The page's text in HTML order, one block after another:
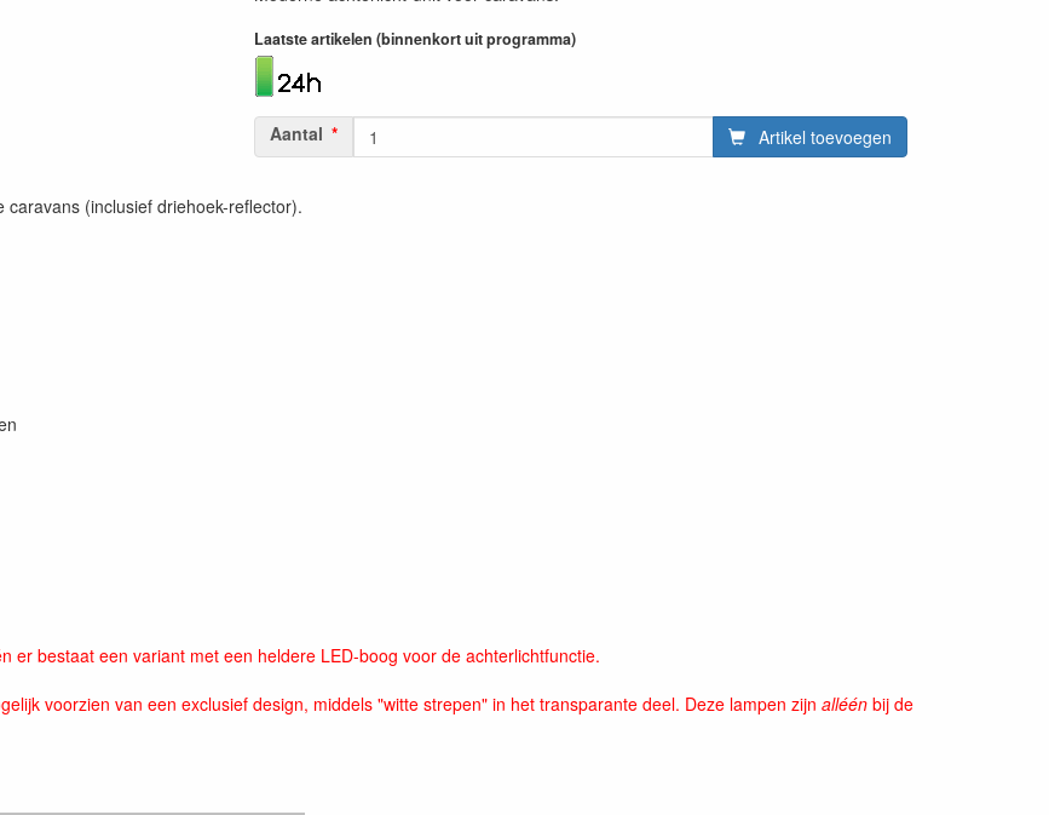
Laatste artikelen (binnenkort uit programma)
Aantal Artikel toevoegen
(inclusief driehoek-reflector).
er bestaat een variant met een heldere LED-boog voor de achterlichtfunctie.
voorzien van een exclusief design, middels "witte strepen" in het transparante deel. Deze lampen zijn alléén bij de